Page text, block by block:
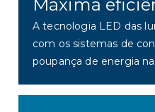
Máxima
A tecnologia LED das
com os sistemas de
poupança de energia